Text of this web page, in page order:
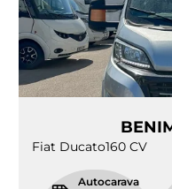
Fiat Ducato160 CV
Autocarava